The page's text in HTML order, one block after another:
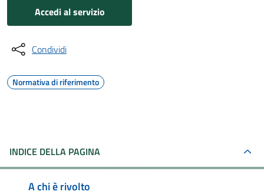
Accedi al servizio
Condividi
Normativa di riferimento
INDICE DELLA PAGINA
A chi è rivolto